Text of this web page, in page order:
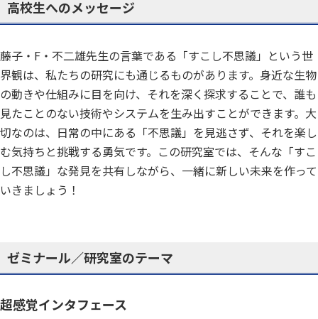
高校生へのメッセージ
藤子・F・不二雄先生の言葉である「すこし不思議」という世
界観は、私たちの研究にも通じるものがあります。身近な生物
の動きや仕組みに目を向け、それを深く探求することで、誰も
見たことのない技術やシステムを生み出すことができます。大
切なのは、日常の中にある「不思議」を見逃さず、それを楽し
む気持ちと挑戦する勇気です。この研究室では、そんな「すこ
し不思議」な発見を共有しながら、一緒に新しい未来を作って
いきましょう！
ゼミナール／研究室のテーマ
超感覚インタフェース